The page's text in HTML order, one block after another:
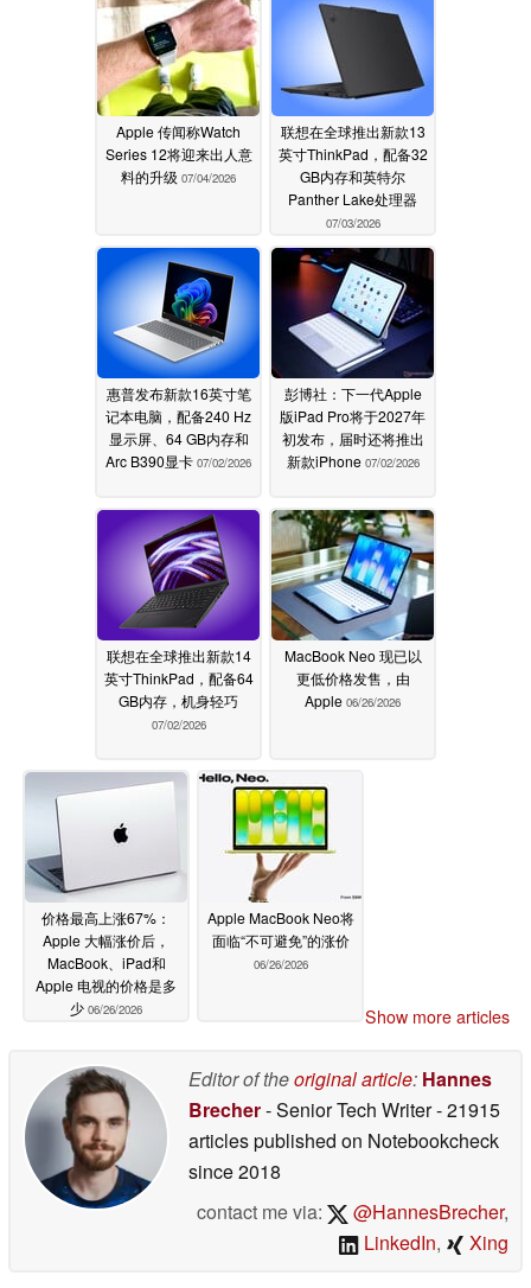
Apple 传闻称Watch
Series 12将迎来出人意
料的升级 07/04/2026
联想在全球推出新款13
英寸ThinkPad，配备32
GB内存和英特尔
Panther Lake处理器
07/03/2026
惠普发布新款16英寸笔
记本电脑，配备240 Hz
显示屏、64 GB内存和
Arc B390显卡 07/02/2026
彭博社：下一代Apple
版iPad Pro将于2027年
初发布，届时还将推出
新款iPhone 07/02/2026
联想在全球推出新款14
英寸ThinkPad，配备64
GB内存，机身轻巧
07/02/2026
MacBook Neo 现已以
更低价格发售，由
Apple 06/26/2026
价格最高上涨67%：
Apple 大幅涨价后，
MacBook、iPad和
Apple 电视的价格是多
少 06/26/2026
Apple MacBook Neo将
面临“不可避免”的涨价
06/26/2026
Show more articles
Editor of theoriginal article: Hannes
Brecher- Senior Tech Writer- 21915
articles published on Notebookcheck
since 2018
contact me via:
@HannesBrecher,
LinkedIn, Xing